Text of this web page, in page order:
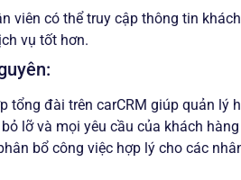
viên có thể truy cập thông tin
vụ tốt hơn.
tổng đài trên carCRM giúp quản lý
lỡ và mọi yêu cầu của khách
bổ công việc hợp lý cho các